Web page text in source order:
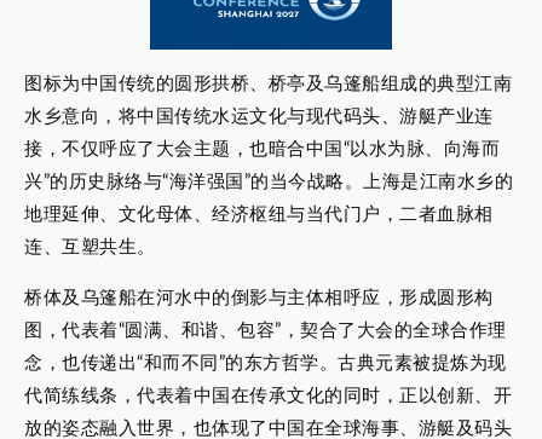
图标为中国传统的圆形拱桥、桥亭及乌篷船组成的典型江南
水乡意向，将中国传统水运文化与现代码头、游艇产业连
接，不仅呼应了大会主题，也暗合中国“以水为脉、向海而
兴”的历史脉络与“海洋强国”的当今战略。上海是江南水乡的
地理延伸、文化母体、经济枢纽与当代门户，二者血脉相
连、互塑共生。
桥体及乌篷船在河水中的倒影与主体相呼应，形成圆形构
图，代表着“圆满、和谐、包容”，契合了大会的全球合作理
念，也传递出“和而不同”的东方哲学。古典元素被提炼为现
代简练线条，代表着中国在传承文化的同时，正以创新、开
放的姿态融入世界，也体现了中国在全球海事、游艇及码头